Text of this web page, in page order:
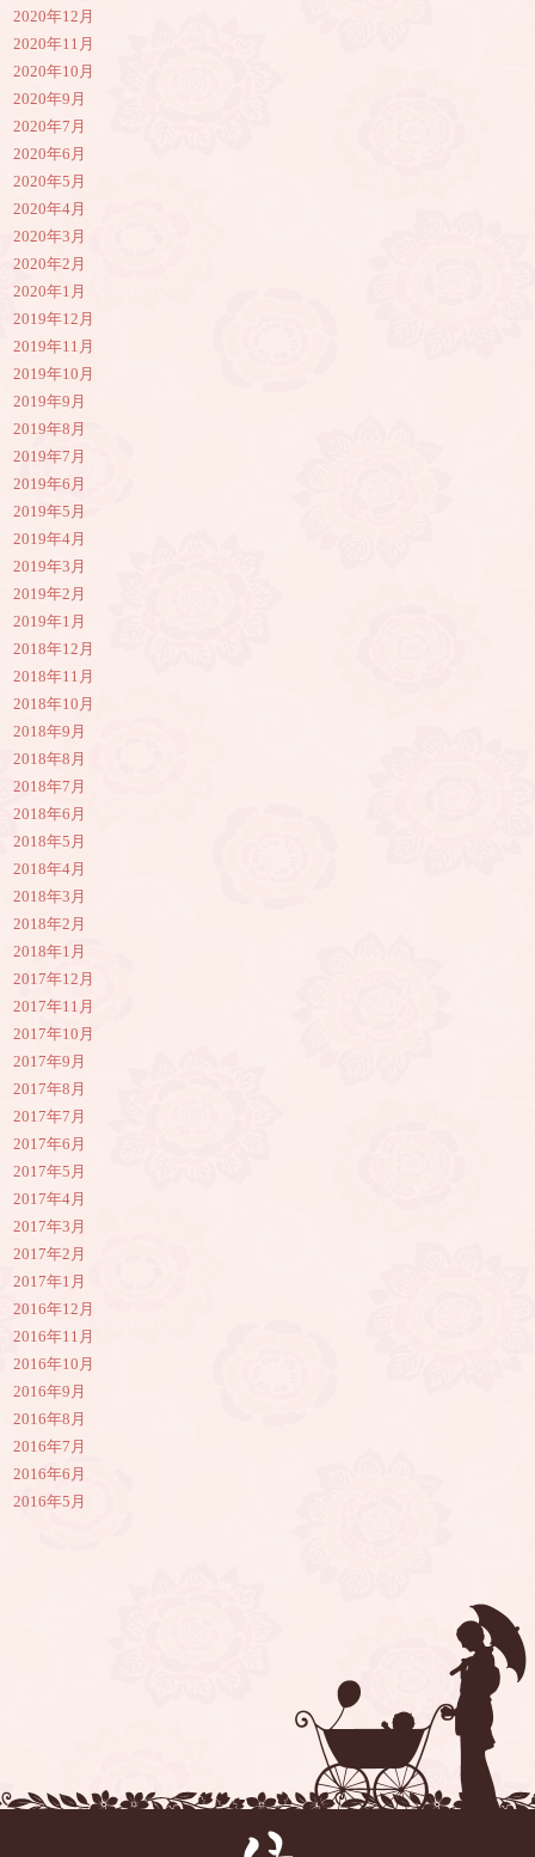
2020年12月
2020年11月
2020年10月
2020年9月
2020年7月
2020年6月
2020年5月
2020年4月
2020年3月
2020年2月
2020年1月
2019年12月
2019年11月
2019年10月
2019年9月
2019年8月
2019年7月
2019年6月
2019年5月
2019年4月
2019年3月
2019年2月
2019年1月
2018年12月
2018年11月
2018年10月
2018年9月
2018年8月
2018年7月
2018年6月
2018年5月
2018年4月
2018年3月
2018年2月
2018年1月
2017年12月
2017年11月
2017年10月
2017年9月
2017年8月
2017年7月
2017年6月
2017年5月
2017年4月
2017年3月
2017年2月
2017年1月
2016年12月
2016年11月
2016年10月
2016年9月
2016年8月
2016年7月
2016年6月
2016年5月